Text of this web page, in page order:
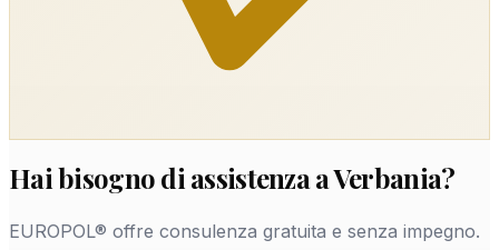
Hai bisogno di assistenza a Verbania?
EUROPOL® offre consulenza gratuita e senza impegno.